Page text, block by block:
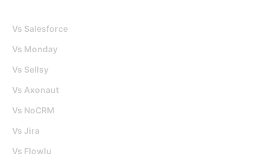
Vs Salesforce
Vs Monday
Vs Sellsy
Vs Axonaut
Vs NoCRM
Vs Jira
Vs Flowlu